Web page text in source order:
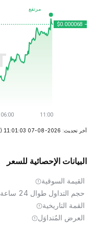
آخر تحديث: 2026-08-07 11:01:03 (UTC+0)
البيانات الإحصائية للسعر
القيمة السوقية
حجم التداول طوال 24 ساعة
القمة التاريخية
العرض المُتداوَل